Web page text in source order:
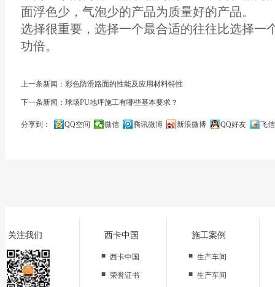
面浮色少，气泡少的产品为质量好的产品。
选择很重要，选择一个最合适的往往比选择一
功倍。
上一条新闻：彩色防滑路面的性能及应用材料特性
下一条新闻：球场PU地坪施工有哪些基本要求？
分享到： QQ空间 微信 腾讯微博 新浪微博 QQ好友
飞信
关注我们 西卡中国
■ 西卡中国
■ 荣誉证书
施工案例
■ 生产车间
■ 生产车间